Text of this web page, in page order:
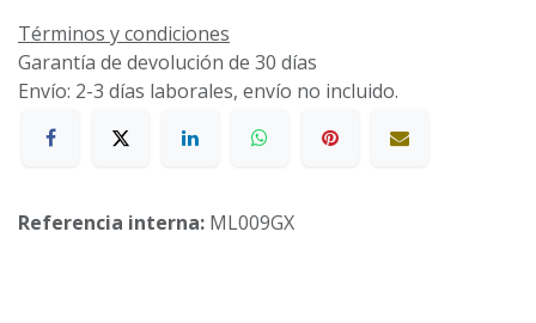
Términos y condiciones
Garantía de devolución de 30 días
Envío: 2-3 días laborales, envío no incluido.
Referencia interna: ML009GX